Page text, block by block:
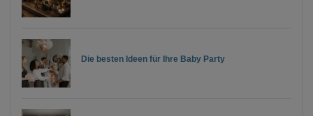
Die besten Ideen für Ihre Baby Party